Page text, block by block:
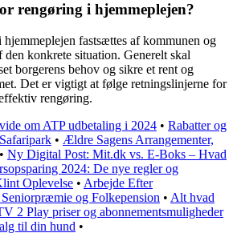
rengøring i hjemmeplejen?
fastsættes af kommunen og
konkrete situation. Generelt skal
borgerens behov og sikre et rent og
Det er vigtigt at følge retningslinjerne for
rengøring.
om ATP udbetaling i 2024 • Rabatter og
• Ældre Sagens Arrangementer,
• Ny Digital Post: Mit.dk vs. E-Boks – Hvad
2024: De nye regler og
Oplevelse • Arbejde Efter
og Folkepension • Alt hvad
2 Play priser og abonnementsmuligheder
til din hund •